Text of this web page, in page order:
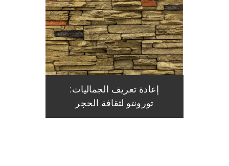
إعادة تعريف الجماليات:
تورونتو لثقافة الحجر